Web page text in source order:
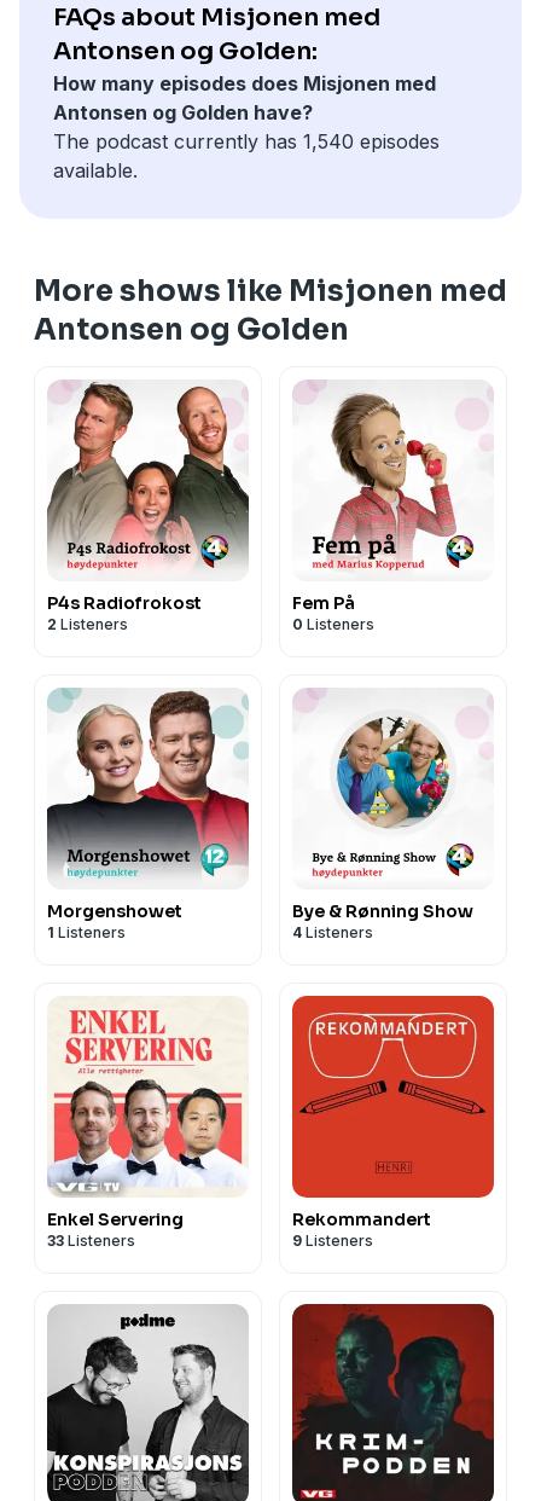
FAQs about Misjonen med
Antonsen og Golden:
How many episodes does Misjonen med
Antonsen og Golden have?
The podcast currently has 1,540 episodes
available.
More shows like Misjonen med
Antonsen og Golden
P4s Radiofrokost
2 Listeners
Fem På
0 Listeners
Morgenshowet
1 Listeners
Bye & Rønning Show
4 Listeners
Enkel Servering
33 Listeners
Rekommandert
9 Listeners